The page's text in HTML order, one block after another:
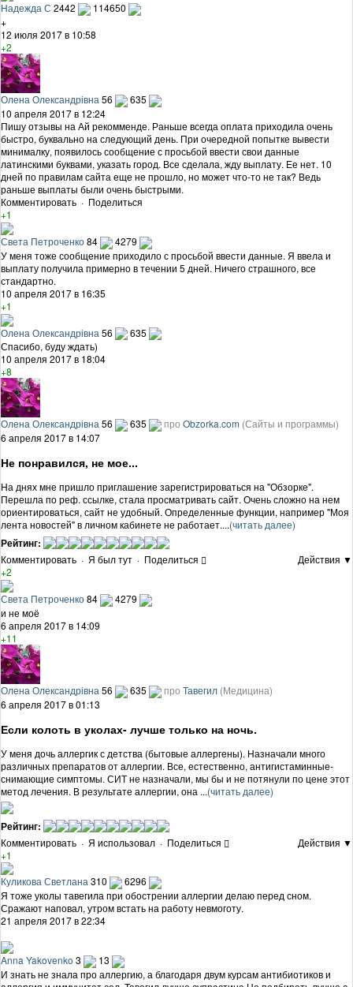
Надежда С 2442
114650
+
12 июля 2017 в 10:58
+2
Олена Олександрівна 56
635
10 апреля 2017 в 12:24
Пишу отзывы на Ай рекомменде. Раньше всегда оплата приходила очень
быстро, буквально на следующий день. При очередной попытке вывести
минималку, появилось сообщение с просьбой ввести свои данные
латинскими буквами, указать город. Все сделала, жду выплату. Ее нет. 10
дней по правилам сайта еще не прошло, но может что-то не так? Ведь
раньше выплаты были очень быстрыми.
Комментировать · Поделиться
+1
Света Петроченко84
4279
У меня тоже сообщение приходило с просьбой ввести данные. Я ввела и
выплату получила примерно в течении 5 дней. Ничего страшного, все
стандартно.
10 апреля 2017 в 16:35
+1
Олена Олександрівна 56
635
Спасибо, буду ждать)
10 апреля 2017 в 18:04
+8
Олена Олександрівна 56 635 про Obzorka.com (Сайты и программы)
6 апреля 2017 в 14:07
Не понравился, не мое...
На днях мне пришло приглашение зарегистрироваться на "Обзорке".
Перешла по реф. ссылке, стала просматривать сайт. Очень сложно на нем
ориентироваться, сайт не удобный. Определенные функции, например "Моя
лента новостей" в личном кабинете не работает....(читать далее)
Рейтинг:
Комментировать · Я был тут · Поделиться
Действия ▼
+2
Света Петроченко84
4279
и не моё
6 апреля 2017 в 14:09
+11
Олена Олександрівна 56 635 про Тавегил (Медицина)
6 апреля 2017 в 01:13
Если колоть в уколах- лучше только на ночь.
У меня дочь аллергик с детства (бытовые аллергены). Назначали много
различных препаратов от аллергии. Все, естественно, антигистаминные-
снимающие симптомы. СИТ не назначали, мы бы и не потянули по цене этот
метод лечения. В результате аллергии, она ...(читать далее)
Рейтинг:
Комментировать · Я использовал · Поделиться
Действия ▼
+1
Куликова Светлана 310
6296
Я тоже уколы тавегила при обострении аллергии делаю перед сном.
Сражают наповал, утром встать на работу невмоготу.
21 апреля 2017 в 22:34
Anna Yakovenko 3
13
И знать не знала про аллергию, а благодаря двум курсам антибиотиков и